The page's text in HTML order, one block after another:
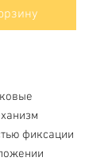
фиксации